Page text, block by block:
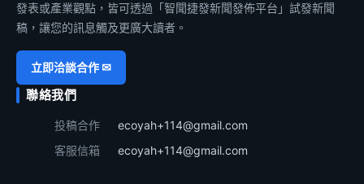
發表或產業觀點，皆可透過「智聞捷發新聞發佈平台」試發新聞
稿，讓您的訊息觸及更廣大讀者。
立即洽談合作 ✉
聯絡我們
投稿合作
ecoyah+114@gmail.com
客服信箱
ecoyah+114@gmail.com